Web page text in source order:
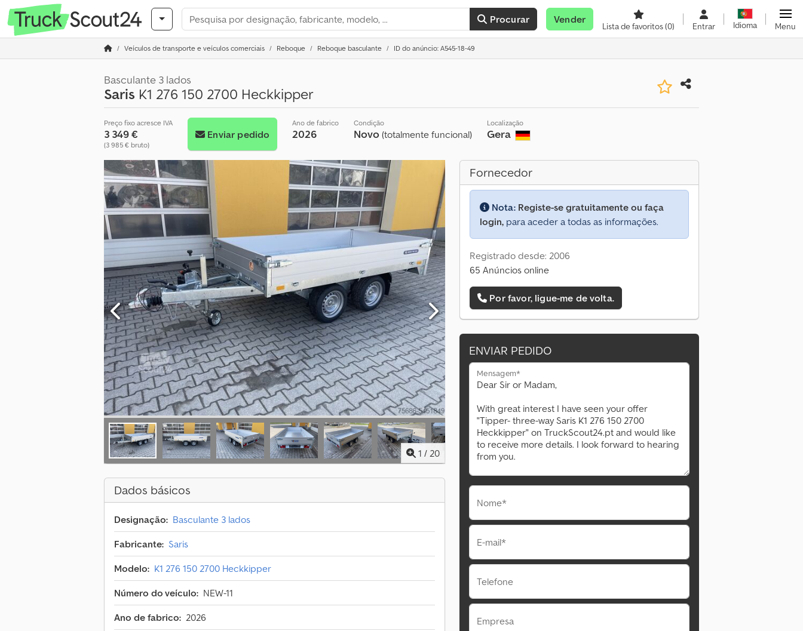
Procurar Vender
Lista de favoritos(0) Entrar Idioma Menu
Veículos de transporte e veículos comerciais Reboque Reboque basculante ID do anúncio: A545-18-49
Basculante 3 lados
Saris K1 276 150 2700 Heckkipper
Preço fixo acresce IVA
3 349 €
(3 985 € bruto)
Enviar pedido
Ano de fabrico
2026
Condição
Novo(totalmente funcional)
Localização
Gera
1 / 20
Dados básicos
Designação: Basculante 3 lados
Fabricante: Saris
Modelo: K1 276 150 2700 Heckkipper
Número do veículo: NEW-11
Ano de fabrico: 2026
Fornecedor
Nota: Registe-se gratuitamente ou faça
login, para aceder a todas as informações.
Registrado desde: 2006
65 Anúncios online
Por favor, ligue-me de volta.
ENVIAR PEDIDO
Mensagem*
Nome*
E-mail*
Telefone
Empresa